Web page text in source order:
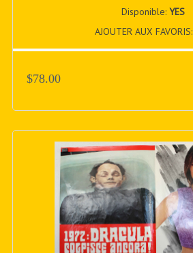
Disponible:YES
AJOUTER AUX FAVORIS:
$78.00